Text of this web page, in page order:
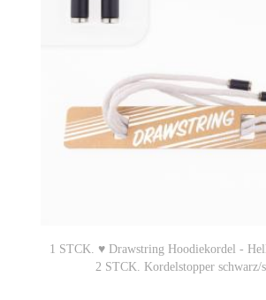
1 STCK. ♥ Drawstring Hoodiekordel -
2 STCK. Kordelstopper schwarz/